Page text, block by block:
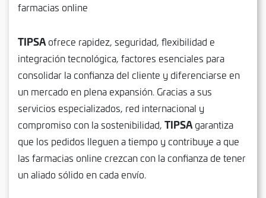
farmacias online
TIPSA ofrece rapidez, seguridad, flexibilidad e
integración tecnológica, factores esenciales para
consolidar la confianza del cliente y diferenciarse en
un mercado en plena expansión. Gracias a sus
servicios especializados, red internacional y
compromiso con la sostenibilidad, TIPSA garantiza
que los pedidos lleguen a tiempo y contribuye a que
las farmacias online crezcan con la confianza de tener
un aliado sólido en cada envío.